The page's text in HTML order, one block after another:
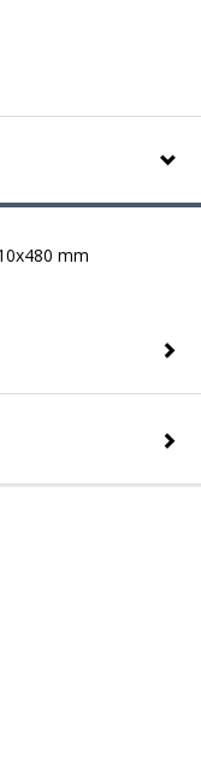
mm